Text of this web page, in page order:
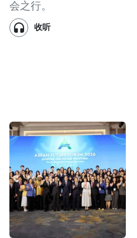
会之行。
收听